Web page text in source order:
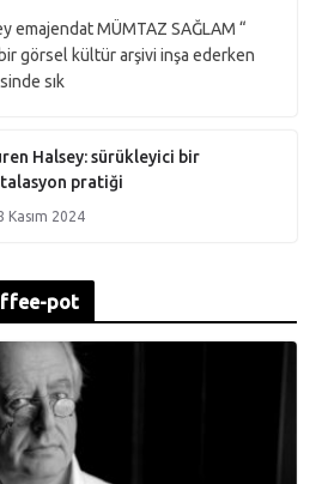
emajendat MÜMTAZ SAĞLAM “
görsel kültür arşivi inşa ederken
sık
Halsey: sürükleyici bir
pratiği
Kasım 2024
pot